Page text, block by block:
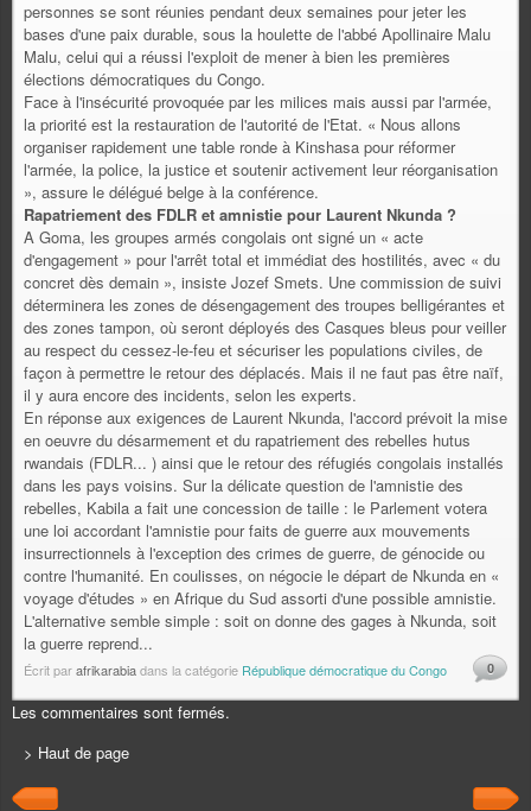
personnes se sont réunies pendant deux semaines pour jeter les
bases d'une paix durable, sous la houlette de l'abbé Apollinaire Malu
Malu, celui qui a réussi l'exploit de mener à bien les premières
élections démocratiques du Congo.
Face à l'insécurité provoquée par les milices mais aussi par l'armée,
la priorité est la restauration de l'autorité de l'Etat. « Nous allons
organiser rapidement une table ronde à Kinshasa pour réformer
l'armée, la police, la justice et soutenir activement leur réorganisation
», assure le délégué belge à la conférence.
Rapatriement des FDLR et amnistie pour Laurent Nkunda ?
A Goma, les groupes armés congolais ont signé un « acte
d'engagement » pour l'arrêt total et immédiat des hostilités, avec « du
concret dès demain », insiste Jozef Smets. Une commission de suivi
déterminera les zones de désengagement des troupes belligérantes et
des zones tampon, où seront déployés des Casques bleus pour veiller
au respect du cessez-le-feu et sécuriser les populations civiles, de
façon à permettre le retour des déplacés. Mais il ne faut pas être naïf,
il y aura encore des incidents, selon les experts.
En réponse aux exigences de Laurent Nkunda, l'accord prévoit la mise
en oeuvre du désarmement et du rapatriement des rebelles hutus
rwandais (FDLR... ) ainsi que le retour des réfugiés congolais installés
dans les pays voisins. Sur la délicate question de l'amnistie des
rebelles, Kabila a fait une concession de taille : le Parlement votera
une loi accordant l'amnistie pour faits de guerre aux mouvements
insurrectionnels à l'exception des crimes de guerre, de génocide ou
contre l'humanité. En coulisses, on négocie le départ de Nkunda en «
voyage d'études » en Afrique du Sud assorti d'une possible amnistie.
L'alternative semble simple : soit on donne des gages à Nkunda, soit
la guerre reprend...
Écrit parafrikarabiadans la catégorie République démocratique du Congo 0
Les commentaires sont fermés.
> Haut de page